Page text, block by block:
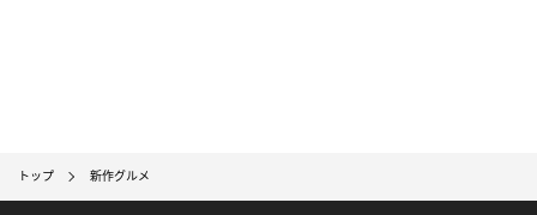
トップ 新作グルメ